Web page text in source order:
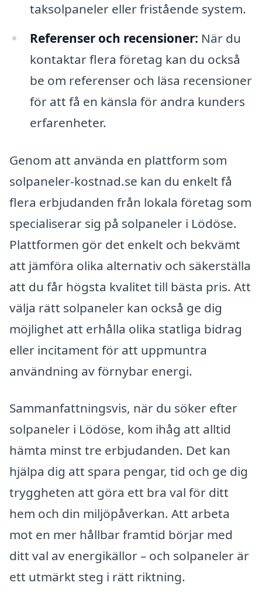
taksolpaneler eller fristående system.
Referenser och recensioner: När du
kontaktar flera företag kan du också
be om referenser och läsa recensioner
för att få en känsla för andra kunders
erfarenheter.
Genom att använda en plattform som
solpaneler-kostnad.se kan du enkelt få
flera erbjudanden från lokala företag som
specialiserar sig på solpaneler i Lödöse.
Plattformen gör det enkelt och bekvämt
att jämföra olika alternativ och säkerställa
att du får högsta kvalitet till bästa pris. Att
välja rätt solpaneler kan också ge dig
möjlighet att erhålla olika statliga bidrag
eller incitament för att uppmuntra
användning av förnybar energi.
Sammanfattningsvis, när du söker efter
solpaneler i Lödöse, kom ihåg att alltid
hämta minst tre erbjudanden. Det kan
hjälpa dig att spara pengar, tid och ge dig
tryggheten att göra ett bra val för ditt
hem och din miljöpåverkan. Att arbeta
mot en mer hållbar framtid börjar med
ditt val av energikällor – och solpaneler är
ett utmärkt steg i rätt riktning.